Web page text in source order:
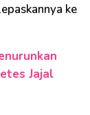
ke
Jajal